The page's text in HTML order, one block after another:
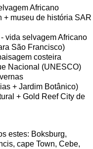
Africano
+ museu de história SAR
vida selvagem Africano
São Francisco)
costeira
Nacional (UNESCO)
+ Jardim Botânico)
+ Gold Reef City de
estes: Boksburg,
cape Town, Cebe,